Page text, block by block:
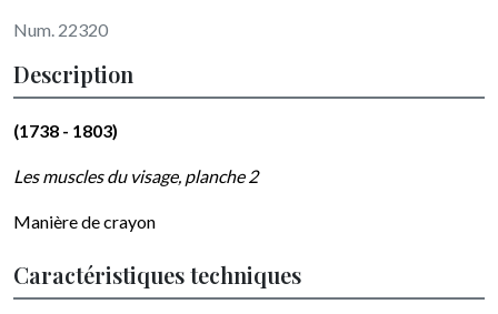
Num. 22320
Description
(1738 - 1803)
Les muscles du visage, planche 2
Manière de crayon
Caractéristiques techniques